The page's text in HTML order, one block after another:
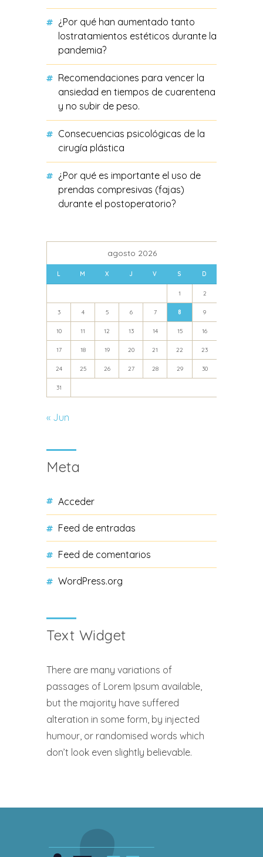
¿Por qué han aumentado tanto
lostratamientos estéticos durante la
pandemia?
Recomendaciones para vencer la
ansiedad en tiempos de cuarentena
y no subir de peso.
Consecuencias psicológicas de la
cirugía plástica
¿Por qué es importante el uso de
prendas compresivas (fajas)
durante el postoperatorio?
agosto 2026
L M X J V S D
1 2
3 4 5 6 7 8 9
10 11 12 13 14 15 16
17 18 19 20 21 22 23
24 25 26 27 28 29 30
31
« Jun
Meta
Acceder
Feed de entradas
Feed de comentarios
WordPress.org
Text Widget
There are many variations of
passages of Lorem Ipsum available,
but the majority have suffered
alteration in some form, by injected
humour, or randomised words which
don’t look even slightly believable.